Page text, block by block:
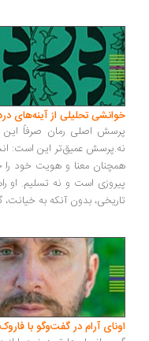
تحلیلی از آینه‌های دردار |
اصلی رمان صرفاً این نیست
عمیق‌تر این است: انسان
معنا و هویت خود را حفظ
است و نه تسلیم. او راهی
بدون آنکه به خیانت، گریز از
آرام در گفت‌وگو با فاروک شهیچ‭